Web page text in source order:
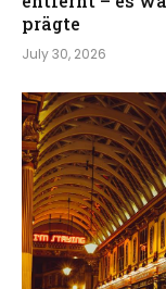
prägte
July 30, 2026